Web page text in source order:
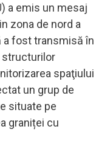
a emis un mesaj
zona de nord a
a fost transmisă în
structurilor
spaţiului
un grup de
situate pe
graniței cu